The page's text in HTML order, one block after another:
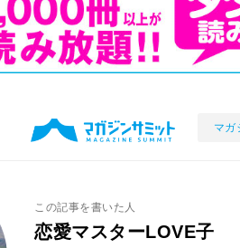
マガ
この記事を書いた人
恋愛マスターLOVE子